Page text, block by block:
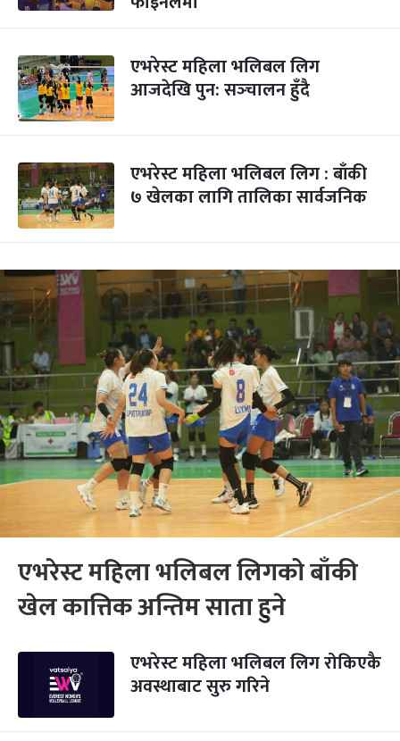
एभरेस्ट महिला भलिबल लिग
आजदेखि पुन: सञ्‍चालन हुँदै
एभरेस्ट महिला भलिबल लिग : बाँकी
७ खेलका लागि तालिका सार्वजनिक
एभरेस्ट महिला भलिबल लिगको बाँकी
खेल कात्तिक अन्तिम साता हुने
एभरेस्ट महिला भलिबल लिग रोकिएकै
अवस्थाबाट सुरु गरिने